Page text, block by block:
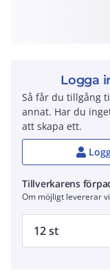
Logga
Så får du tillgång
annat. Har du
att skapa ett.
Tillverkarens
Om möjligt levererar
12 st